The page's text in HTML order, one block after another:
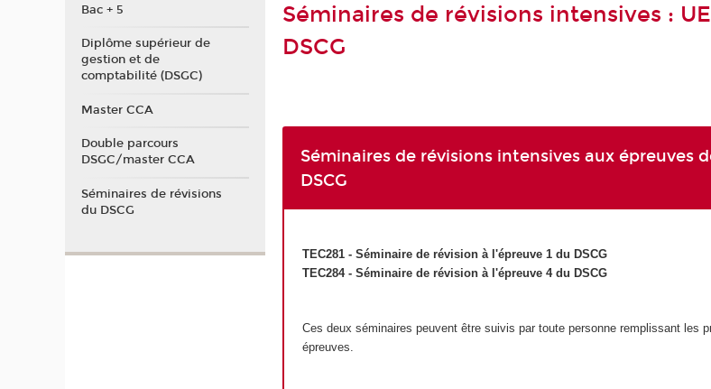
Séminaires de révisions intensives :
DSCG
Séminaires de révisions intensives aux épreuves
DSCG
TEC281 - Séminaire de révision à l'épreuve 1 du DSCG
TEC284 - Séminaire de révision à l'épreuve 4 du DSCG
Ces deux séminaires peuvent être suivis par toute personne remplissant les
épreuves.
Bac + 5
Diplôme supérieur de
gestion et de
comptabilité (DSGC)
Master CCA
Double parcours
DSGC/master CCA
Séminaires de révisions
du DSCG